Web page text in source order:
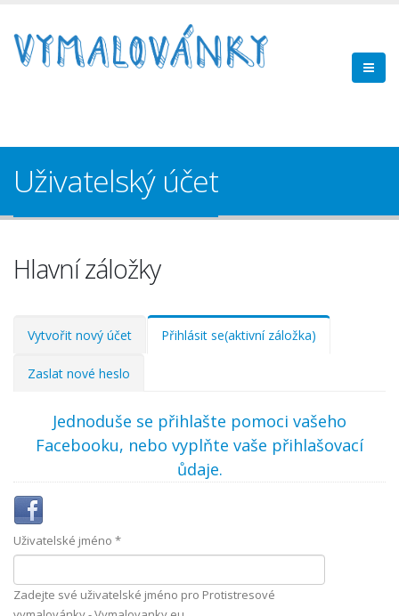
Uživatelský účet
Hlavní záložky
Vytvořit nový účet Přihlásit se(aktivní záložka)
Zaslat nové heslo
Jednoduše se přihlašte pomoci vašeho
Facebooku, nebo vyplňte vaše přihlašovací
ůdaje.
Uživatelské jméno *
Zadejte své uživatelské jméno pro Protistresové